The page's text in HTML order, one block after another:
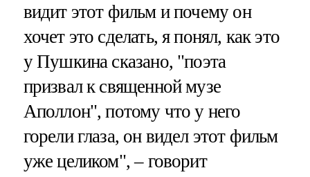
видит этот фильм и почему он
хочет это сделать, я понял, как это
у Пушкина сказано, "поэта
призвал к священной музе
Аполлон", потому что у него
горели глаза, он видел этот фильм
уже целиком", – говорит